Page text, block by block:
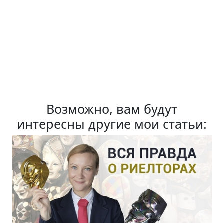
Возможно, вам будут
интересны другие мои статьи: